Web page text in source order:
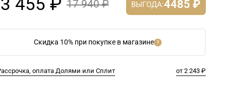
Скидка 10% при покупке в магазине
оплата Долями или Сплит от 2 243 ₽
455 ₽ 17 940 ₽ ВЫГОДА:4485 ₽